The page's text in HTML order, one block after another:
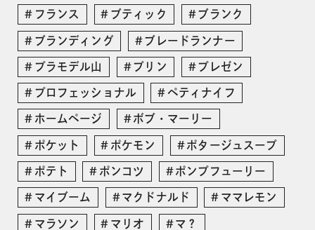
フランス ブティック ブランク
ブランディング ブレードランナー
プラモデル山 プリン プレゼン
プロフェッショナル ペティナイフ
ホームページ ボブ・マーリー
ポケット ポケモン ポタージュスープ
ポテト ポンコツ ポンプフューリー
マイブーム マクドナルド ママレモン
マラソン マリオ マ？